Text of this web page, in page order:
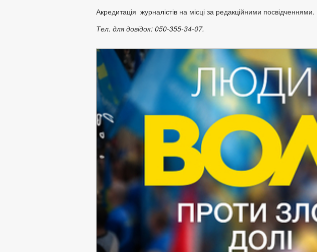
Акредитація журналістів на місці за редакційними посвідченнями.
Тел. для довідок: 050-355-34-07.